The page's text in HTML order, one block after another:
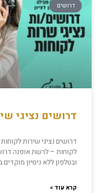
דרושים
דרושים נציגי
דרושים נציגי שירות
לקוחות – לרשת אופנה
ובטלפון ללא ניסיון מוקדים
קרא עוד »